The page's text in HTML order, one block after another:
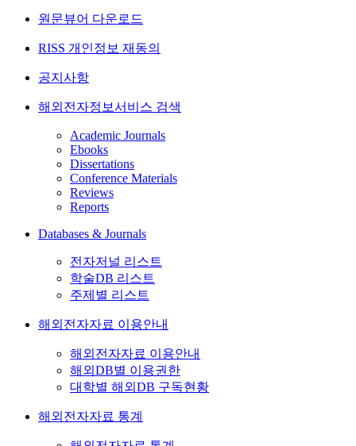
원문뷰어 다운로드
RISS 개인정보 재동의
공지사항
해외전자정보서비스 검색
Academic Journals
Ebooks
Dissertations
Conference Materials
Reviews
Reports
Databases & Journals
전자저널 리스트
학술DB 리스트
주제별 리스트
해외전자자료 이용안내
해외전자자료 이용안내
해외DB별 이용권한
대학별 해외DB 구독현황
해외전자자료 통계